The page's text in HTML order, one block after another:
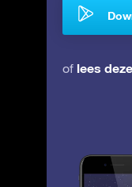
of lees